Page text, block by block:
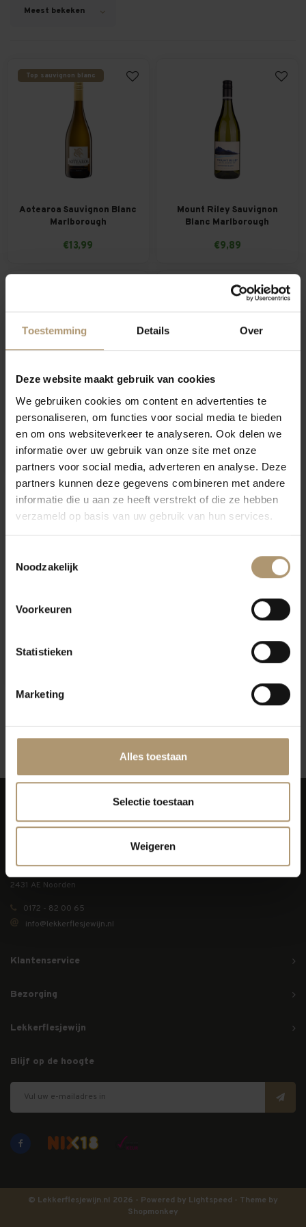
Toestemming Details Over
Deze website maakt gebruik van cookies
We gebruiken cookies om content en advertenties te
personaliseren, om functies voor social media te bieden
en om ons websiteverkeer te analyseren. Ook delen we
informatie over uw gebruik van onze site met onze
partners voor social media, adverteren en analyse. Deze
partners kunnen deze gegevens combineren met andere
informatie die u aan ze heeft verstrekt of die ze hebben
verzameld op basis van uw gebruik van hun services.
Noodzakelijk
Voorkeuren
Statistieken
Marketing
Alles toestaan
Selectie toestaan
Weigeren
Meest bekeken
Top sauvignon blanc
Aotearoa Sauvignon Blanc
Marlborough
€13,99
Mount Riley Sauvignon
Blanc Marlborough
€9,89
Mount Riley Sauvignon
Blanc Limited Release
€11,89
Nautilus Sauvignon Blanc
Marlborough
€17,95
9- hamersma
Marlborough
-16%
Actie geldig t/m 30-8-26
hamersma 8.5
2431 AE Noorden
0172 - 82 00 65
info@lekkerflesjewijn.nl
Klantenservice
Bezorging
Lekkerflesjewijn
Blijf op de hoogte
© Lekkerflesjewijn.nl 2026 - Powered by Lightspeed - Theme by
Shopmonkey